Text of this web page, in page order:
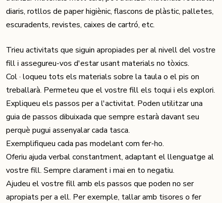
diaris, rotllos de paper higiènic, flascons de plàstic, palletes,
escuradents, revistes, caixes de cartró, etc.
Trieu activitats que siguin apropiades per al nivell del vostre
fill i assegureu-vos d'estar usant materials no tòxics.
Col · loqueu tots els materials sobre la taula o el pis on
treballarà. Permeteu que el vostre fill els toqui i els explori.
Expliqueu els passos per a l'activitat. Poden utilitzar una
guia de passos dibuixada que sempre estarà davant seu
perquè pugui assenyalar cada tasca.
Exemplifiqueu cada pas modelant com fer-ho.
Oferiu ajuda verbal constantment, adaptant el llenguatge al
vostre fill. Sempre clarament i mai en to negatiu.
Ajudeu el vostre fill amb els passos que poden no ser
apropiats per a ell. Per exemple, tallar amb tisores o fer